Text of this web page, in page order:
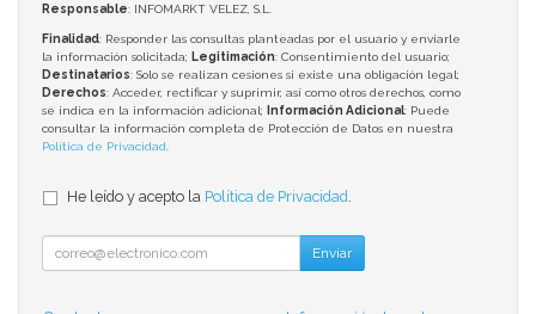
Responsable: INFOMARKT VELEZ, S.L.
Finalidad: Responder las consultas planteadas por el usuario y enviarle
la información solicitada; Legitimación: Consentimiento del usuario;
Destinatarios: Solo se realizan cesiones si existe una obligación legal;
Derechos: Acceder, rectificar y suprimir, así como otros derechos, como
se indica en la información adicional;
Información Adicional: Puede
consultar la información completa de Protección de Datos en nuestra
Política de Privacidad
He leído y acepto la Política de Privacidad
Enviar